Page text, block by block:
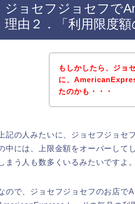
ジョセフジョセフで
理由２．「利用限度額
もしかしたら、ジョ
に、
たのかも・・・
上記の人みたいに、ジョセフジョ
中には、上限金額をオーバーして
まう人も数多くいるみたいですよ。
ので、ジョセフジョセフのお店で